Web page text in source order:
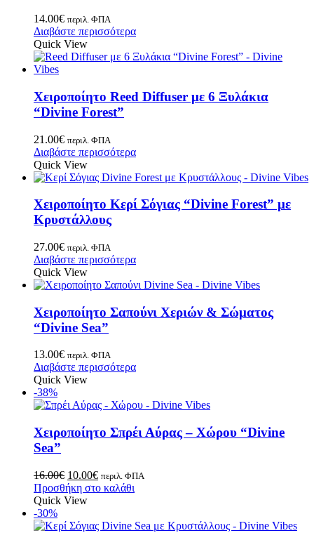
14.00€ περιλ. ΦΠΑ
Διαβάστε περισσότερα
Quick View
Χειροποίητο Reed Diffuser με 6 Ξυλάκια
“Divine Forest”
21.00€ περιλ. ΦΠΑ
Διαβάστε περισσότερα
Quick View
Χειροποίητο Κερί Σόγιας “Divine Forest” με
Κρυστάλλους
27.00€ περιλ. ΦΠΑ
Διαβάστε περισσότερα
Quick View
Χειροποίητο Σαπούνι Χεριών & Σώματος
“Divine Sea”
13.00€ περιλ. ΦΠΑ
Διαβάστε περισσότερα
Quick View
-38%
Χειροποίητο Σπρέι Αύρας – Χώρου “Divine
Sea”
16.00€ 10.00€ περιλ. ΦΠΑ
Προσθήκη στο καλάθι
Quick View
-30%